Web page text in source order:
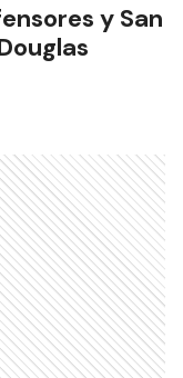
y San